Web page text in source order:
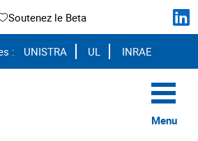
Soutenez le Beta
: UNISTRA UL INRAE
Menu